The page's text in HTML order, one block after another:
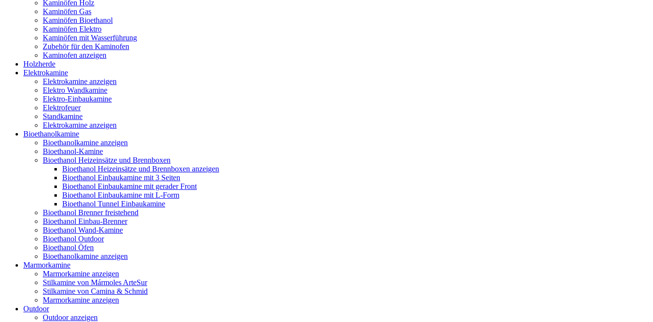
Kaminöfen Holz
Kaminöfen Gas
Kaminöfen Bioethanol
Kaminöfen Elektro
Kaminöfen mit Wasserführung
Zubehör für den Kaminofen
Kaminofen anzeigen
Holzherde
Elektrokamine
Elektrokamine anzeigen
Elektro Wandkamine
Elektro-Einbaukamine
Elektrofeuer
Standkamine
Elektrokamine anzeigen
Bioethanolkamine
Bioethanolkamine anzeigen
Bioethanol-Kamine
Bioethanol Heizeinsätze und Brennboxen
Bioethanol Heizeinsätze und Brennboxen anzeigen
Bioethanol Einbaukamine mit 3 Seiten
Bioethanol Einbaukamine mit gerader Front
Bioethanol Einbaukamine mit L-Form
Bioethanol Tunnel Einbaukamine
Bioethanol Brenner freistehend
Bioethanol Einbau-Brenner
Bioethanol Wand-Kamine
Bioethanol Outdoor
Bioethanol Öfen
Bioethanolkamine anzeigen
Marmorkamine
Marmorkamine anzeigen
Stilkamine von Mármoles ArteSur
Stilkamine von Camina & Schmid
Marmorkamine anzeigen
Outdoor
Outdoor anzeigen